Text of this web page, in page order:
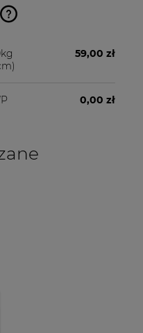
kosztów płatności
59,00 zł
0,00 zł